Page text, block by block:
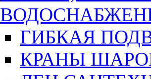
ГИБКАЯ
КРАНЫ